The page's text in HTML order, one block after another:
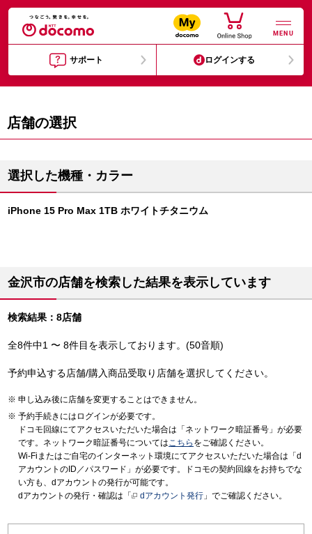
MENU
サポート ログインする
店舗の選択
選択した機種・カラー
iPhone 15 Pro Max 1TB ホワイトチタニウム
金沢市の店舗を検索した結果を表示しています
検索結果：8店舗
全8件中1 〜 8件目を表示しております。(50音順)
予約申込する店舗/購入商品受取り店舗を選択してください。
申し込み後に店舗を変更することはできません。
予約手続きにはログインが必要です。
ドコモ回線にてアクセスいただいた場合は「ネットワーク暗証番号」が必要
です。ネットワーク暗証番号についてはこちら をご確認ください。
Wi-Fiまたはご自宅のインターネット環境にてアクセスいただいた場合は「d
アカウントのID／パスワード」が必要です。ドコモの契約回線をお持ちでな
い方も、dアカウントの発行が可能です。
dアカウントの発行・確認は「
dアカウント発行 」でご確認ください。